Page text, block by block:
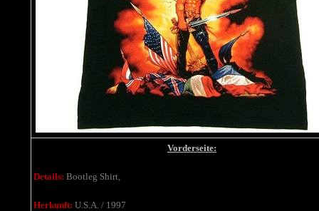
Vorderseite:
Details: Bootleg Shirt,
Herkunft: U.S.A. / 1997